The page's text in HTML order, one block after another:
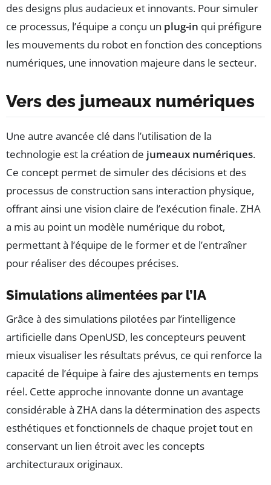
des designs plus audacieux et innovants. Pour simuler
ce processus, l’équipe a conçu un plug-in qui préfigure
les mouvements du robot en fonction des conceptions
numériques, une innovation majeure dans le secteur.
Vers des jumeaux numériques
Une autre avancée clé dans l’utilisation de la
technologie est la création de jumeaux numériques.
Ce concept permet de simuler des décisions et des
processus de construction sans interaction physique,
offrant ainsi une vision claire de l’exécution finale. ZHA
a mis au point un modèle numérique du robot,
permettant à l’équipe de le former et de l’entraîner
pour réaliser des découpes précises.
Simulations alimentées par l’IA
Grâce à des simulations pilotées par l’intelligence
artificielle dans OpenUSD, les concepteurs peuvent
mieux visualiser les résultats prévus, ce qui renforce la
capacité de l’équipe à faire des ajustements en temps
réel. Cette approche innovante donne un avantage
considérable à ZHA dans la détermination des aspects
esthétiques et fonctionnels de chaque projet tout en
conservant un lien étroit avec les concepts
architecturaux originaux.